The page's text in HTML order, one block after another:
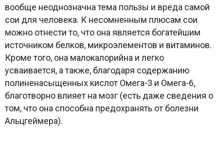
вообще неоднозначна тема пользы и вреда самой
сои для человека. К несомненным плюсам сои
можно отнести то, что она является богатейшим
источником белков, микроэлементов и витаминов.
Кроме того, она малокалорийна и легко
усваивается, а также, благодаря содержанию
полиненасыщенных кислот Омега-3 и Омега-6,
благотворно влияет на мозг (есть даже сведения о
том, что она способна предохранять от болезни
Альцгеймера).